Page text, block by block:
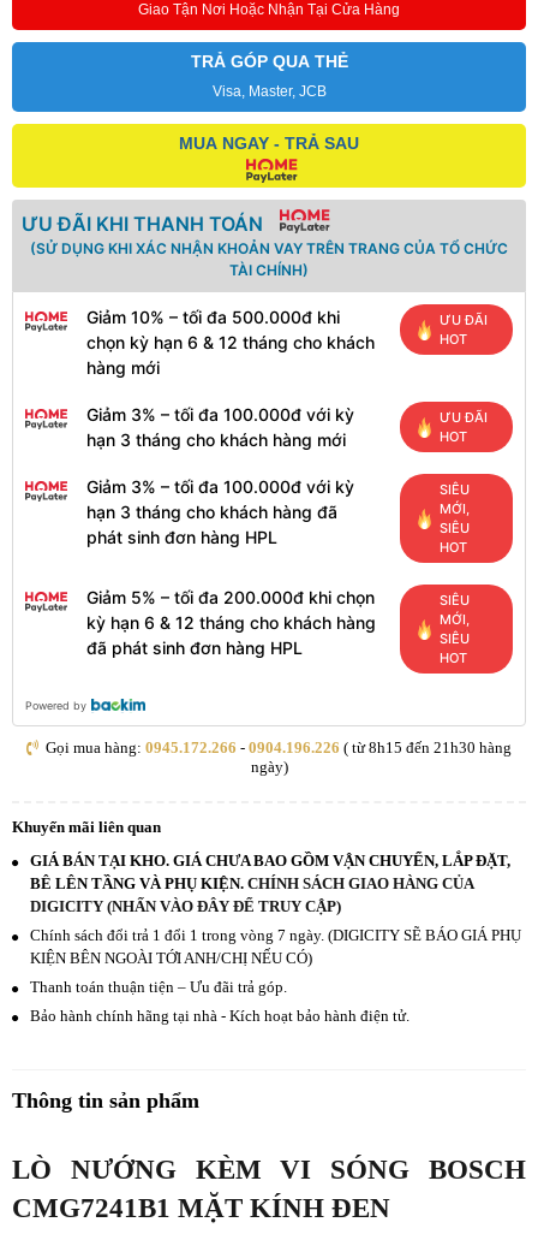
Giao Tận Nơi Hoặc Nhận Tại Cửa Hàng
TRẢ GÓP QUA THẺ
Visa, Master, JCB
MUA NGAY - TRẢ SAU
ƯU ĐÃI KHI THANH TOÁN
(SỬ DỤNG KHI XÁC NHẬN KHOẢN VAY TRÊN TRANG CỦA TỔ CHỨC
TÀI CHÍNH)
Giảm 10% – tối đa 500.000đ khi
chọn kỳ hạn 6 & 12 tháng cho khách
hàng mới
ƯU ĐÃI
HOT
Giảm 3% – tối đa 100.000đ với kỳ
hạn 3 tháng cho khách hàng mới
ƯU ĐÃI
HOT
Giảm 3% – tối đa 100.000đ với kỳ
hạn 3 tháng cho khách hàng đã
phát sinh đơn hàng HPL
SIÊU
MỚI,
SIÊU
HOT
Giảm 5% – tối đa 200.000đ khi chọn
kỳ hạn 6 & 12 tháng cho khách hàng
đã phát sinh đơn hàng HPL
SIÊU
MỚI,
SIÊU
HOT
Powered by
Gọi mua hàng: 0945.172.266 - 0904.196.226 ( từ 8h15 đến 21h30 hàng
ngày)
Khuyến mãi liên quan
GIÁ BÁN TẠI KHO. GIÁ CHƯA BAO GỒM VẬN CHUYỂN, LẮP ĐẶT,
BÊ LÊN TẦNG VÀ PHỤ KIỆN. CHÍNH SÁCH GIAO HÀNG CỦA
DIGICITY (NHẤN VÀO ĐÂY ĐỂ TRUY CẬP)
Chính sách đổi trả 1 đổi 1 trong vòng 7 ngày. (DIGICITY SẼ BÁO GIÁ PHỤ
KIỆN BÊN NGOÀI TỚI ANH/CHỊ NẾU CÓ)
Thanh toán thuận tiện – Ưu đãi trả góp.
Bảo hành chính hãng tại nhà - Kích hoạt bảo hành điện tử.
Thông tin sản phẩm
LÒ NƯỚNG KÈM VI SÓNG BOSCH
CMG7241B1 MẶT KÍNH ĐEN